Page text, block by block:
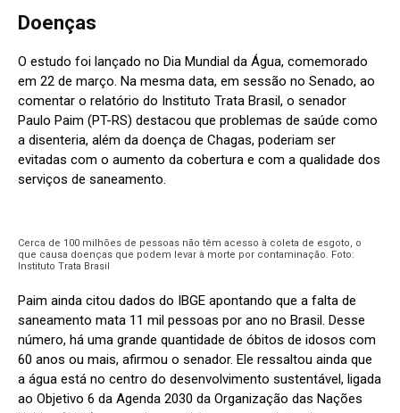
Doenças
O estudo foi lançado no Dia Mundial da Água, comemorado
em 22 de março. Na mesma data, em sessão no Senado, ao
comentar o relatório do Instituto Trata Brasil, o senador
Paulo Paim (PT-RS) destacou que problemas de saúde como
a disenteria, além da doença de Chagas, poderiam ser
evitadas com o aumento da cobertura e com a qualidade dos
serviços de saneamento.
Cerca de 100 milhões de pessoas não têm acesso à coleta de esgoto, o
que causa doenças que podem levar à morte por contaminação. Foto:
Instituto Trata Brasil
Paim ainda citou dados do IBGE apontando que a falta de
saneamento mata 11 mil pessoas por ano no Brasil. Desse
número, há uma grande quantidade de óbitos de idosos com
60 anos ou mais, afirmou o senador. Ele ressaltou ainda que
a água está no centro do desenvolvimento sustentável, ligada
ao Objetivo 6 da Agenda 2030 da Organização das Nações